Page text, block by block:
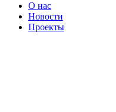
О нас
Новости
Проекты